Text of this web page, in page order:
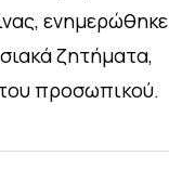
ενημερώθηκε
ζητήματα,
προσωπικού.